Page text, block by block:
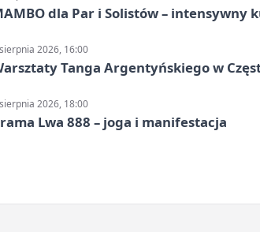
dla Par i Solistów – intensywny
2026, 16:00
Tanga Argentyńskiego w
2026, 18:00
Lwa 888 – joga i manifestacja